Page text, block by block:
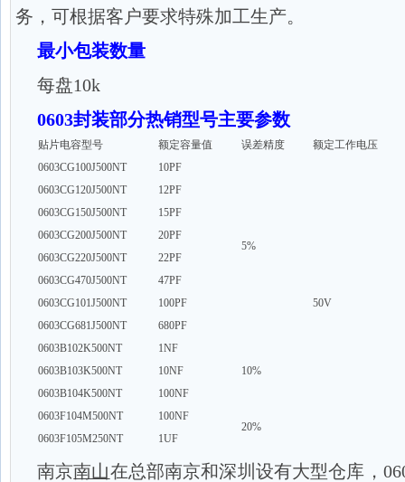
务，可根据客户要求特殊加工生产。
最小包装数量
每盘10k
0603封装部分热销型号主要参数
贴片电容型号 额定容量值 误差精度
额定工作电压
0603CG100J500NT
10PF
5%
50V
0603CG120J500NT
12PF
0603CG150J500NT
15PF
0603CG200J500NT
20PF
0603CG220J500NT
22PF
0603CG470J500NT
47PF
0603CG101J500NT
100PF
0603CG681J500NT
680PF
0603B102K500NT
1NF
10%
0603B103K500NT
10NF
0603B104K500NT
100NF
0603F104M500NT
100NF
20%
0603F105M250NT
1UF
南京南山在总部南京和深圳设有大型仓库，